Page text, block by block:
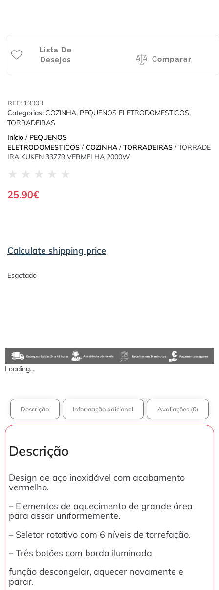
Lista De
Desejos
Comparar
REF: 19803
Categorias: COZINHA, PEQUENOS ELETRODOMESTICOS,
TORRADEIRAS
Início / PEQUENOS
ELETRODOMESTICOS / COZINHA / TORRADEIRAS / TORRADE
IRA KUKEN 33779 VERMELHA 2000W
★ ★ ★ ★ ★
25.90€
Calculate shipping price
Esgotado
Loading...
Descrição Informação adicional Avaliações (0)
Descrição
Design de aço inoxidável com acabamento
vermelho.
– Elementos de aquecimento de grande área
para assar uniformemente.
– Seletor rotativo com 6 níveis de torrefação.
– Três botões com borda iluminada.
função descongelar, aquecer novamente e
parar.